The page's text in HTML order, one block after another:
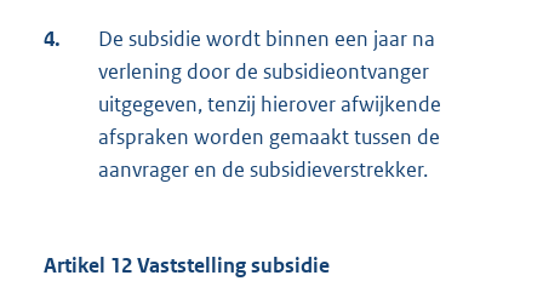
4.
De subsidie wordt binnen een jaar na
verlening door de subsidieontvanger
uitgegeven, tenzij hierover afwijkende
afspraken worden gemaakt tussen de
aanvrager en de subsidieverstrekker.
Artikel 12 Vaststelling subsidie